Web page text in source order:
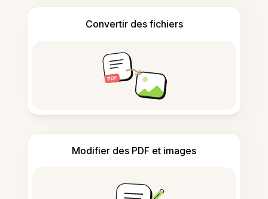
Convertir des fichiers
Modifier des PDF et images